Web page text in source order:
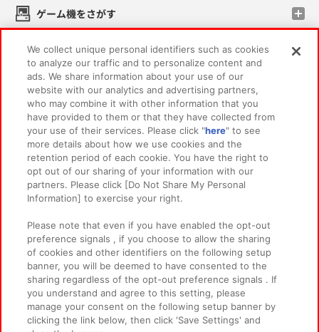
ゲーム機をさがす
スマホ・PCであそぶ
イベント・キャンペーン
関連会社 サステナビリティ サイトポリシー
プライバシーポリシー ウェブアクセシビリティ方針と検証結果
カスタマーハラスメント対応方針 よくあるご質問・お問い合わせ
We collect unique personal identifiers such as cookies
to analyze our traffic and to personalize content and
ads. We share information about your use of our
website with our analytics and advertising partners,
who may combine it with other information that you
have provided to them or that they have collected from
your use of their services. Please click "here" to see
more details about how we use cookies and the
retention period of each cookie. You have the right to
opt out of our sharing of your information with our
partners. Please click [Do Not Share My Personal
Information] to exercise your right.
Please note that even if you have enabled the opt-out
preference signals , if you choose to allow the sharing
of cookies and other identifiers on the following setup
banner, you will be deemed to have consented to the
sharing regardless of the opt-out preference signals . If
you understand and agree to this setting, please
manage your consent on the following setup banner by
clicking the link below, then click 'Save Settings' and